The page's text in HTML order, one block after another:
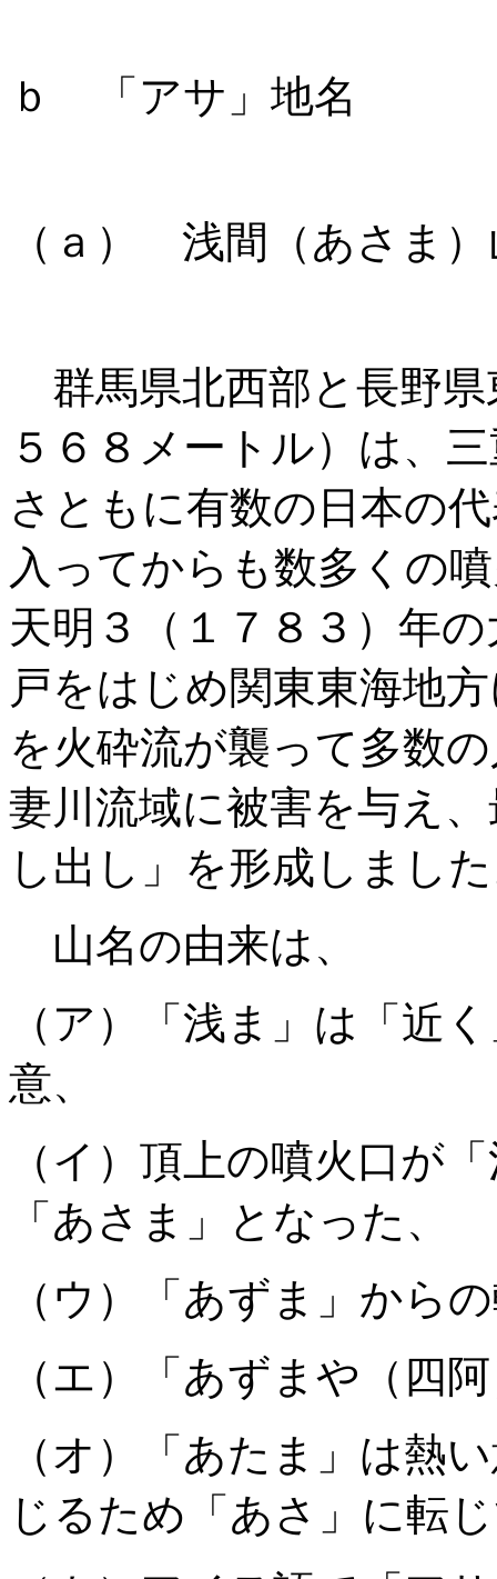
ｂ 「アサ」地名
（ａ） 浅間（あさま）
群馬県北西部と長野県
５６８メートル）は、
さともに有数の日本の
入ってからも数多くの
天明３（１７８３）年
戸をはじめ関東東海地
を火砕流が襲って多数
妻川流域に被害を与え
し出し」を形成しまし
山名の由来は、
（ア）「浅ま」は「近
意、
（イ）頂上の噴火口が
「あさま」となった、
（ウ）「あずま」から
（エ）「あずまや（四
（オ）「あたま」は熱
じるため「あさ」に転